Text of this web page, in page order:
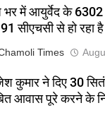
भर में आयुर्वेद के 6302
सीएचसी से हो रहा
Times
कुमार ने दिए 30
आवास पूरे करने के